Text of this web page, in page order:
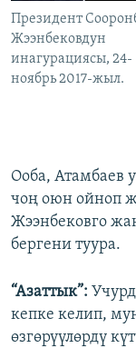
Президент
Жээнбековдун
инагурациясы, 24-
ноябрь 2017-жыл.
Ооба, Атамбаев
чоң оюн ойноп
Жээнбековго
бергени туура.
“Азаттык”:
кепке келип,
өзгөрүүлөрдү